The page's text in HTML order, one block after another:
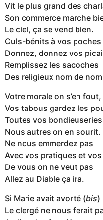
Vit le plus grand des
Son commerce marche
Le ciel, ça se vend bien.
Culs-bénits à vos poches
Donnez, donnez vos
Remplissez les sacoches
Des religieux nom de
Votre morale on s’en fout,
Vos tabous gardez les
Toutes vos bondieuseries
Nous autres on en sourit.
Ne nous emmerdez pas
Avec vos pratiques et
De vous on ne veut pas
Allez au Diable ça ira.
Si Marie avait avorté (bis)
Le clergé ne nous ferait